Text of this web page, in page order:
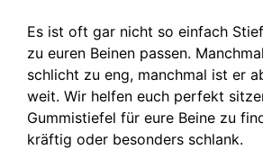
Es ist oft gar nicht so einfach
zu euren Beinen passen.
schlicht zu eng, manchmal ist er
weit. Wir helfen euch perfekt
Gummistiefel für eure Beine zu
kräftig oder besonders schlank.